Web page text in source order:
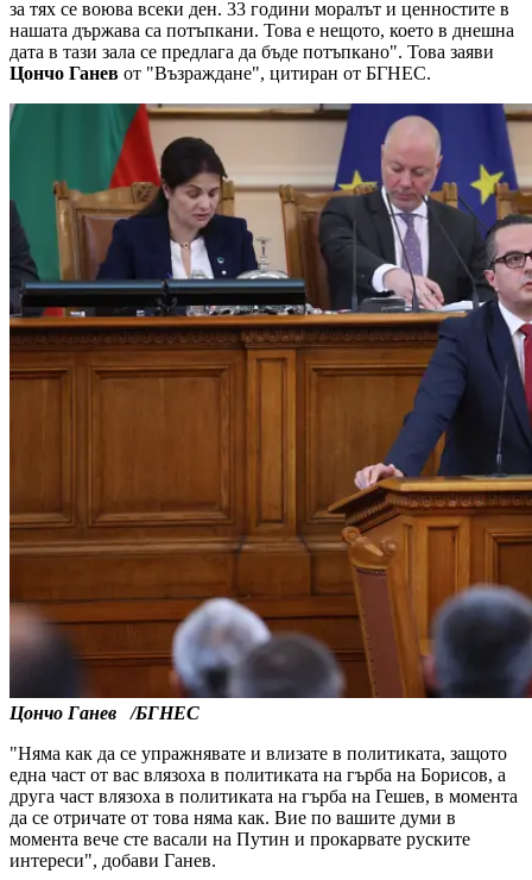
за тях се воюва всеки ден. 33 години моралът и ценностите в
нашата държава са потъпкани. Това е нещото, което в днешна
дата в тази зала се предлага да бъде потъпкано". Това заяви
Цончо Ганев от "Възраждане", цитиран от БГНЕС.
Цончо Ганев /БГНЕС
"Няма как да се упражнявате и влизате в политиката, защото
една част от вас влязоха в политиката на гърба на Борисов, а
друга част влязоха в политиката на гърба на Гешев, в момента
да се отричате от това няма как. Вие по вашите думи в
момента вече сте васали на Путин и прокарвате руските
интереси", добави Ганев.